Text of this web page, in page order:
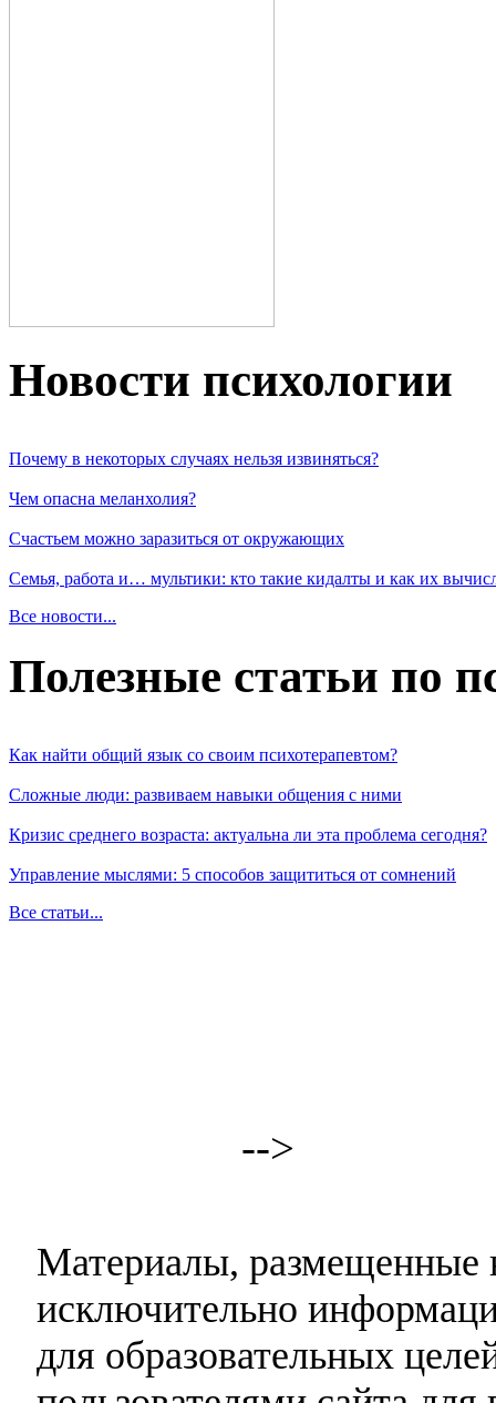
Новости пcихологии
Почему в некоторых случаях нельзя извиняться?
Чем опасна меланхолия?
Счастьем можно заразиться от окружающих
Семья, работа и… мультики: кто такие кидалты и как их
Все новости...
Полезные статьи по
Как найти общий язык со своим психотерапевтом?
Сложные люди: развиваем навыки общения с ними
Кризис среднего возраста: актуальна ли эта проблема сегодня?
Управление мыслями: 5 способов защититься от сомнений
Все статьи...
-->
Материалы, размещенные
исключительно
для образовательных